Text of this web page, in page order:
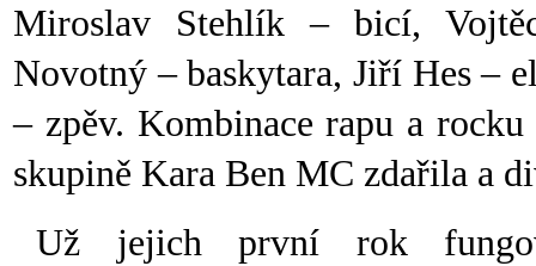
Miroslav Stehlík – bicí,
Novotný – baskytara, Jiří Hes –
– zpěv. Kombinace rapu a
skupině Kara Ben MC zdařila a
Už jejich první rok